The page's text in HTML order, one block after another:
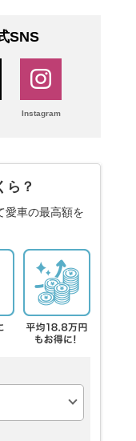
SNS
Instagram
ら？
愛車の最高額を